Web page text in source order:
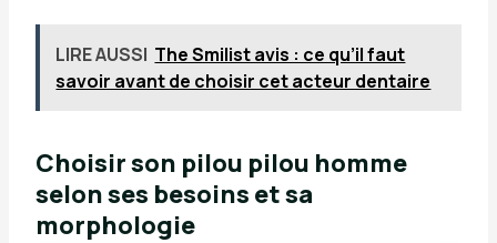
LIRE AUSSI The Smilist avis : ce qu’il faut
savoir avant de choisir cet acteur dentaire
Choisir son pilou pilou homme
selon ses besoins et sa
morphologie